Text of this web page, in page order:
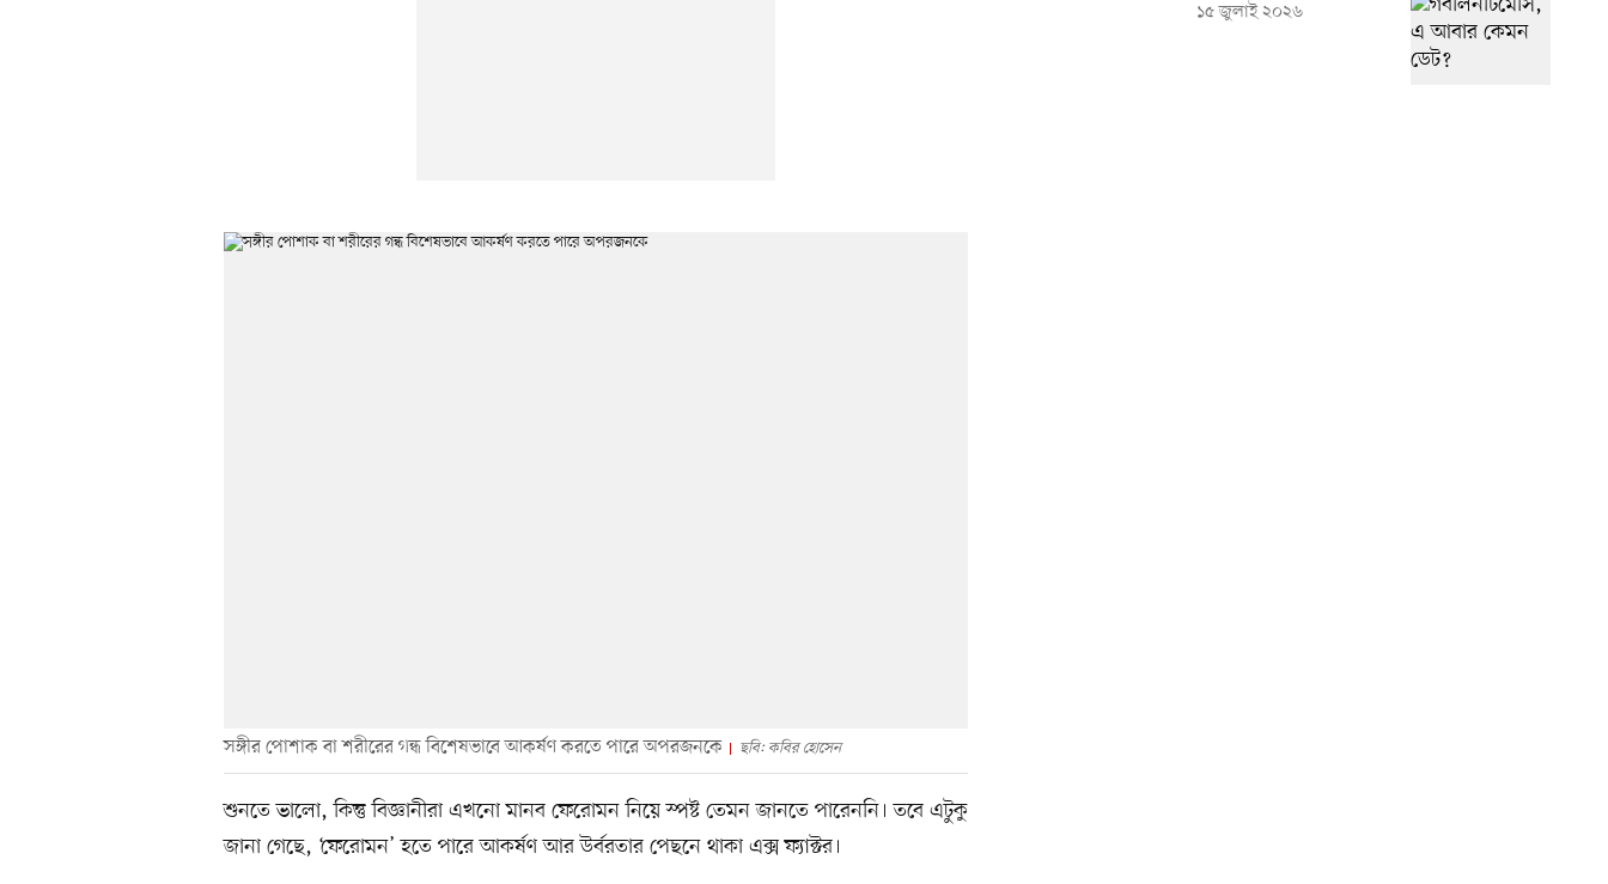
সঙ্গীর পোশাক বা শরীরের গন্ধ বিশেষভাবে আকর্ষণ করতে পারে অপরজনকে ছবি: কবির হোসেন
শুনতে ভালো, কিন্তু বিজ্ঞানীরা এখনো মানব ফেরোমন নিয়ে স্পষ্ট তেমন জানতে পারেননি। তবে এটুকু
জানা গেছে, ‘ফেরোমন’ হতে পারে আকর্ষণ আর উর্বরতার পেছনে থাকা এক্স ফ্যাক্টর।
১৫ জুলাই ২০২৬